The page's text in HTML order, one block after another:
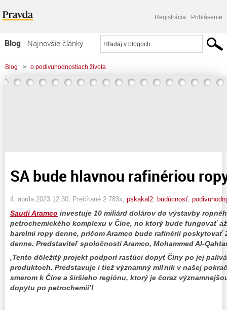
Registrácia Prihlásenie
Blog
Najnovšie články
Najčítanejšie články
Najkomentovanejšie články
Blog > o podivuhodnostiach života
> SA bude hlavnou rafinériou ropy v Číne!
SA bude hlavnou rafinériou
4. apríla 2023 12:30 , Prečítané 2 783x, pskakal2 budúcnosť
Saudi Aramco investuje 10 miliárd dolárov do výstavby
petrochemického komplexu v Číne, no ktorý bude fungovať
barelmi ropy denne, pričom Aramco bude rafinérii poskytovať
denne. Predstaviteľ spoločnosti Aramco, Mohammed Al-
‚Tento dôležitý projekt podporí rastúci dopyt Číny po jej
produktoch. Predstavuje i tiež významný míľnik v našej
smerom k Číne a širšieho regiónu, ktorý je čoraz
dopytu po petrochemii’!